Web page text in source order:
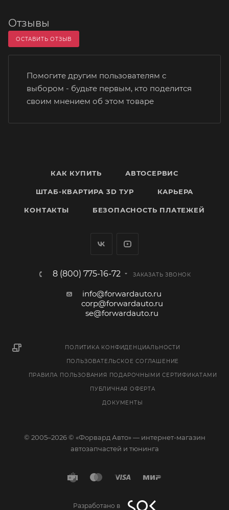
Отзывы
ОСТАВИТЬ ОТЗЫВ
Помогите другим пользователям с
выбором - будьте первым, кто поделится
своим мнением об этом товаре
КАК КУПИТЬ АВТОСЕРВИС
ШТАБ-КВАРТИРА 3D ТУР КАРЬЕРА
КОНТАКТЫ БЕЗОПАСНОСТЬ ПЛАТЕЖЕЙ
8 (800) 775-16-72 ЗАКАЗАТЬ ЗВОНОК
info@forwardauto.ru
corp@forwardauto.ru
se@forwardauto.ru
ПОЛИТИКА КОНФИДЕНЦИАЛЬНОСТИ
ПОЛЬЗОВАТЕЛЬСКОЕ СОГЛАШЕНИЕ
ПРАВИЛА ПОЛЬЗОВАНИЯ ПОДАРОЧНЫМИ СЕРТИФИКАТАМИ
ПУБЛИЧНАЯ ОФЕРТА
ДОКУМЕНТЫ
© 2005–2026 © «Форвард Авто» — интернет-магазин
автозапчастей и тюнинга
Разработано в